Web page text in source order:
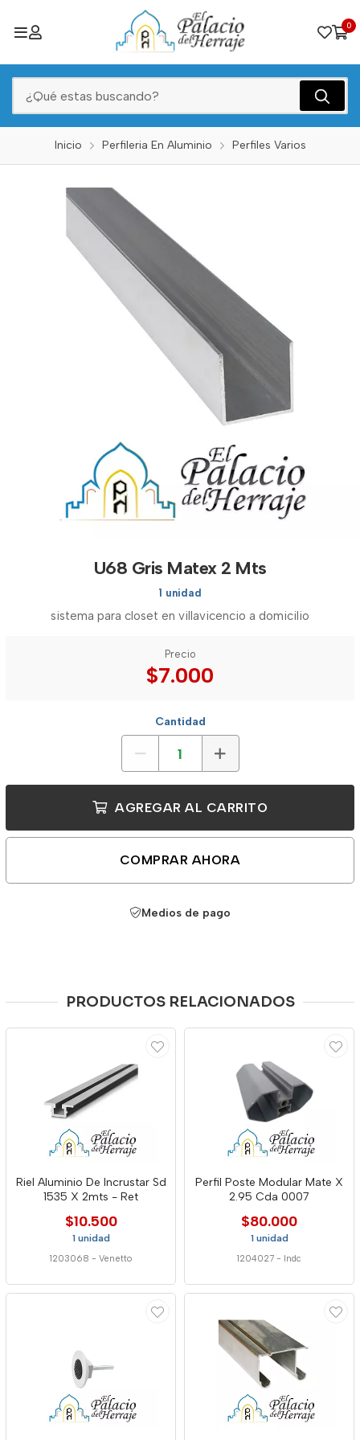
0
Inicio Perfileria En Aluminio Perfiles Varios
U68 Gris Matex 2 Mts
1 unidad
sistema para closet en villavicencio a domicilio
Precio
$7.000
Cantidad
AGREGAR AL CARRITO
COMPRAR AHORA
Medios de pago
PRODUCTOS RELACIONADOS
Riel Aluminio De Incrustar Sd
1535 X 2mts - Ret
$10.500
1 unidad
1203068 - Venetto
Perfil Poste Modular Mate X
2.95 Cda 0007
$80.000
1 unidad
1204027 - Indc